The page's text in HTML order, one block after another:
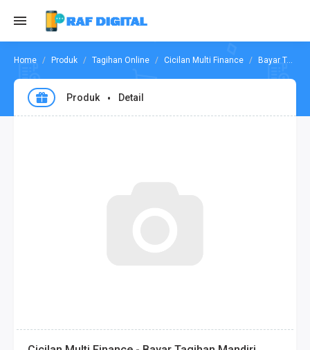
Produk Tagihan Online Cicilan Multi Finance Bayar Tagihan Mandiri Utama Finance
Produk Detail